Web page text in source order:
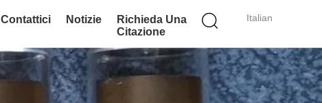
Italian
Contattici Notizie
Richieda Una
Citazione